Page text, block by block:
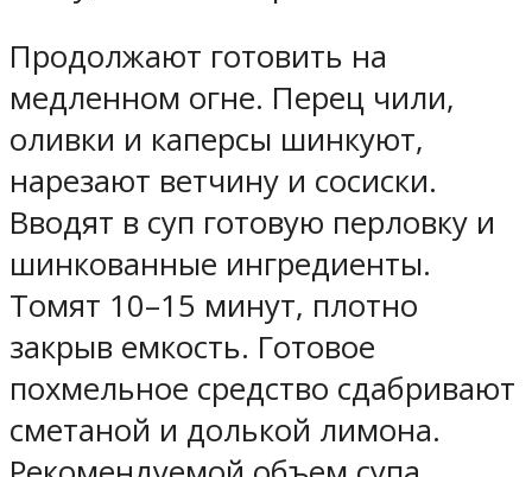
Продолжают готовить на
медленном огне. Перец чили,
оливки и каперсы шинкуют,
нарезают ветчину и сосиски.
Вводят в суп готовую перловку и
шинкованные ингредиенты.
Томят 10–15 минут, плотно
закрыв емкость. Готовое
похмельное средство сдабривают
сметаной и долькой лимона.